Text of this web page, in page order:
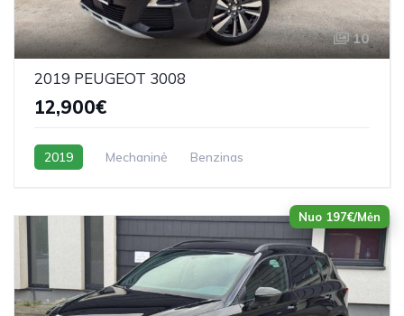
10
2019 PEUGEOT 3008
12,900€
2019 Mechaninė Benzinas
Nuo 197€/Mėn